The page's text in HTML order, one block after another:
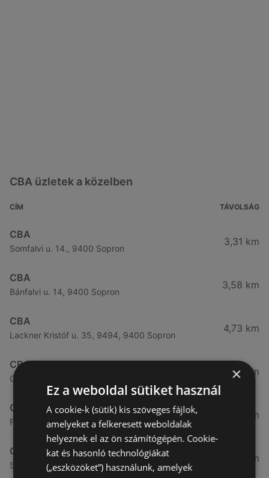
CBA üzletek a közelben
CÍM TÁVOLSÁG
CBA
Somfalvi u. 14., 9400 Sopron
3,31 km
CBA
Bánfalvi u. 14, 9400 Sopron
3,58 km
CBA
Lackner Kristóf u. 35, 9494, 9400 Sopron
4,73 km
CBA
Gyopár u. 2 / a, 9422 Harka
8,47 km
CBA
Fő utca 13, 9495 Kópháza
10,88 km
CBA
Szent István utca 5, 9241 Jánossomorja
45,02 km
×
Ez a weboldal sütiket használ
A cookie-k (sütik) kis szöveges fájlok,
amelyeket a felkeresett weboldalak
helyeznek el az ön számítógépén. Cookie-
kat és hasonló technológiákat
(„eszközöket”) használunk, amelyek